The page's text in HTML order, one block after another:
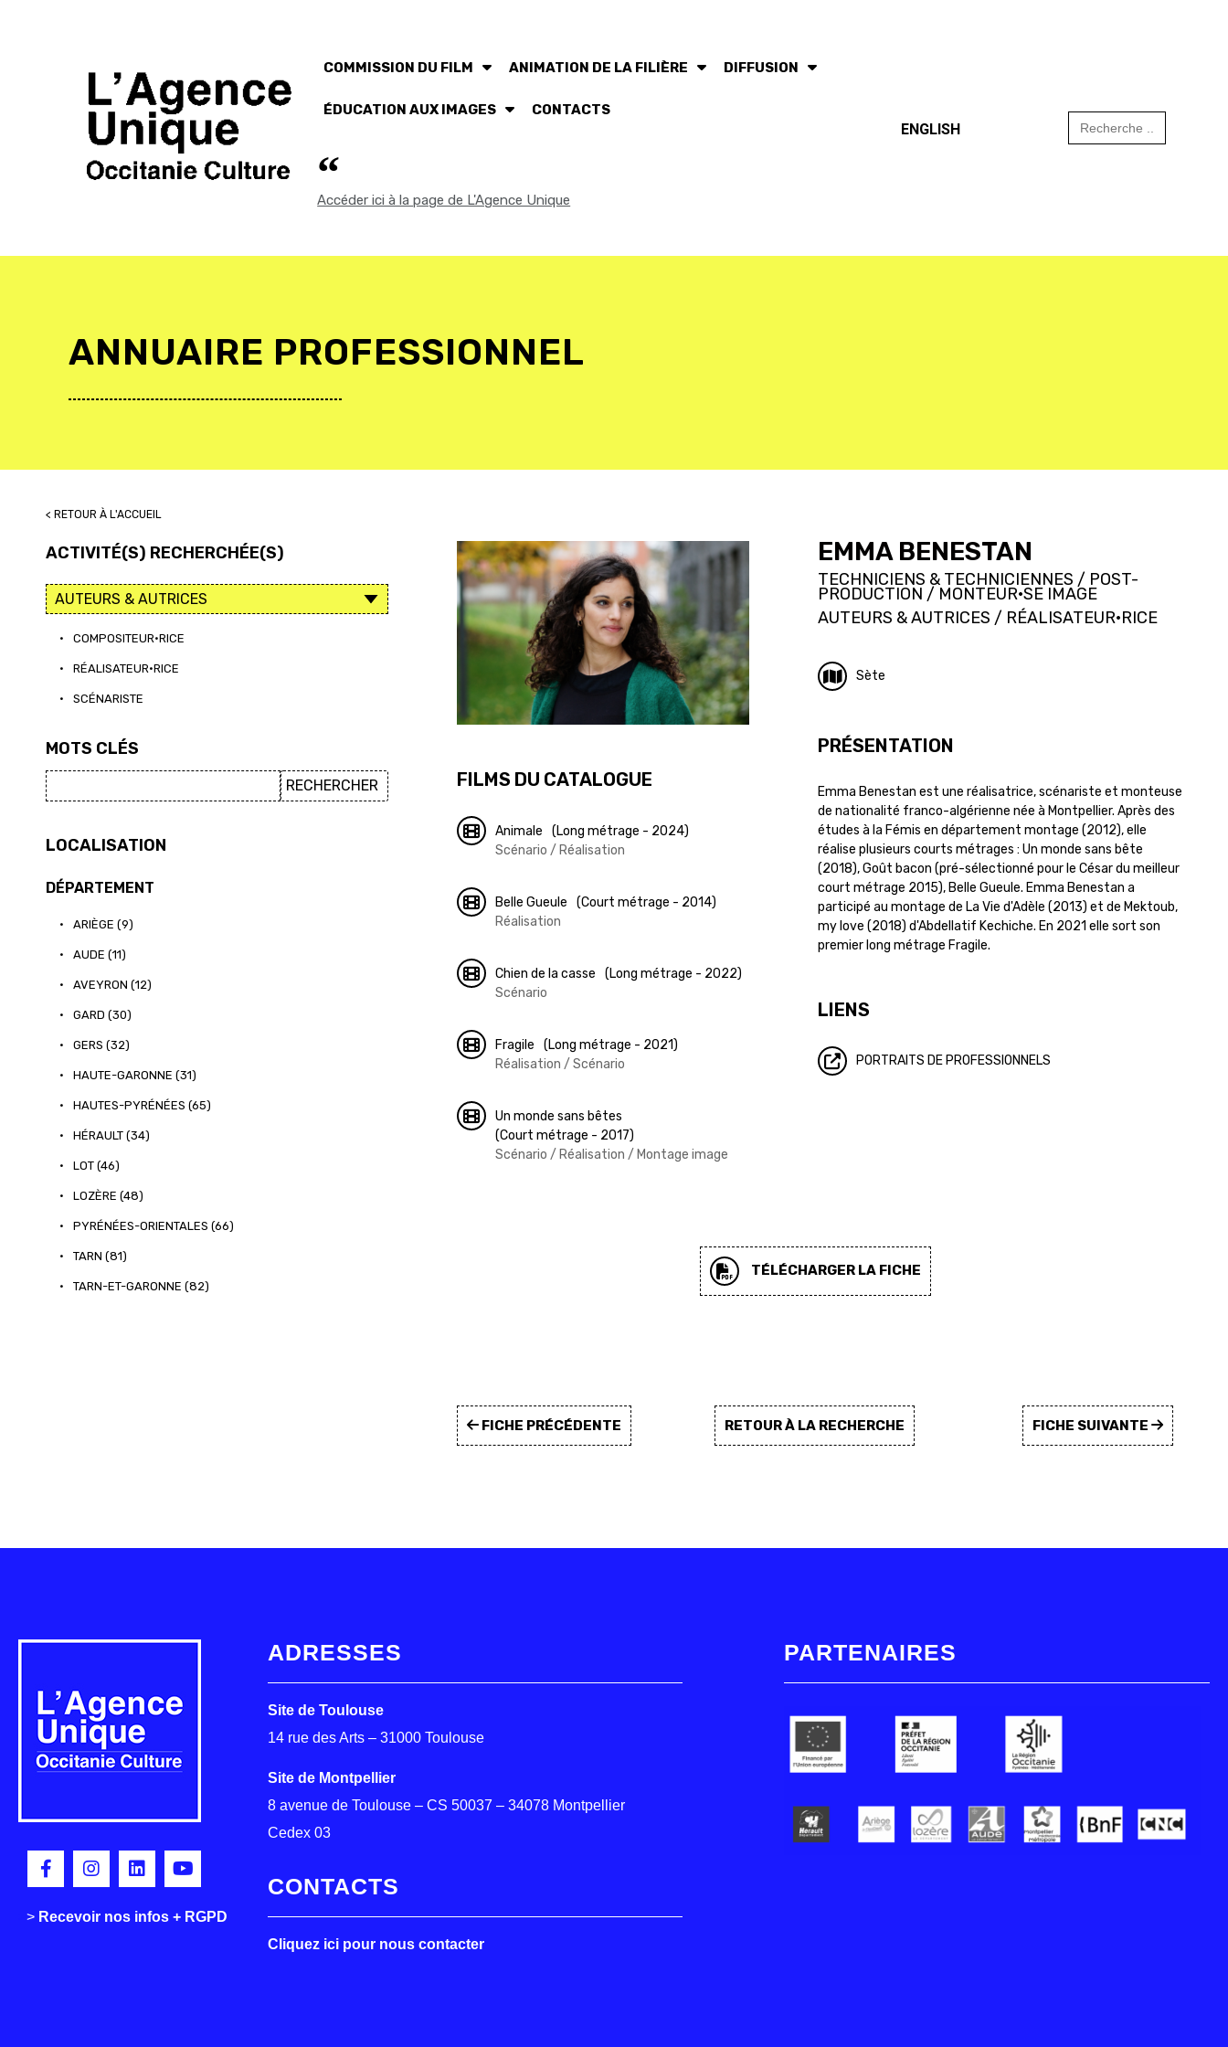
COMMISSION DU FILM ANIMATION DE LA FILIÈRE DIFFUSION
ÉDUCATION AUX IMAGES CONTACTS
Accéder ici à la page de L'Agence Unique
ENGLISH
Search
for:
ANNUAIRE PROFESSIONNEL
< RETOUR À L'ACCUEIL
ACTIVITÉ(S) RECHERCHÉE(S)
• COMPOSITEUR·RICE
• RÉALISATEUR·RICE
• SCÉNARISTE
MOTS CLÉS
LOCALISATION
DÉPARTEMENT
• ARIÈGE (9)
• AUDE (11)
• AVEYRON (12)
• GARD (30)
• GERS (32)
• HAUTE-GARONNE (31)
• HAUTES-PYRÉNÉES (65)
• HÉRAULT (34)
• LOT (46)
• LOZÈRE (48)
• PYRÉNÉES-ORIENTALES (66)
• TARN (81)
• TARN-ET-GARONNE (82)
FILMS DU CATALOGUE
Animale
(Long métrage - 2024)
Scénario / Réalisation
Belle Gueule
(Court métrage - 2014)
Réalisation
Chien de la casse
(Long métrage - 2022)
Scénario
Fragile
(Long métrage - 2021)
Réalisation / Scénario
Un monde sans bêtes
(Court métrage - 2017)
Scénario / Réalisation / Montage image
EMMA BENESTAN
TECHNICIENS & TECHNICIENNES / POST-
PRODUCTION / MONTEUR·SE IMAGE
AUTEURS & AUTRICES / RÉALISATEUR·RICE
Sète
PRÉSENTATION
Emma Benestan est une réalisatrice, scénariste et monteuse
de nationalité franco-algérienne née à Montpellier. Après des
études à la Fémis en département montage (2012), elle
réalise plusieurs courts métrages : Un monde sans bête
(2018), Goût bacon (pré-sélectionné pour le César du meilleur
court métrage 2015), Belle Gueule. Emma Benestan a
participé au montage de La Vie d'Adèle (2013) et de Mektoub,
my love (2018) d'Abdellatif Kechiche. En 2021 elle sort son
premier long métrage Fragile.
LIENS
PORTRAITS DE PROFESSIONNELS
TÉLÉCHARGER LA FICHE
FICHE PRÉCÉDENTE RETOUR À LA RECHERCHE FICHE SUIVANTE
> Recevoir nos infos + RGPD
ADRESSES
Site de Toulouse
14 rue des Arts – 31000 Toulouse
Site de Montpellier
8 avenue de Toulouse – CS 50037 – 34078 Montpellier
Cedex 03
CONTACTS
Cliquez ici pour nous contacter
PARTENAIRES